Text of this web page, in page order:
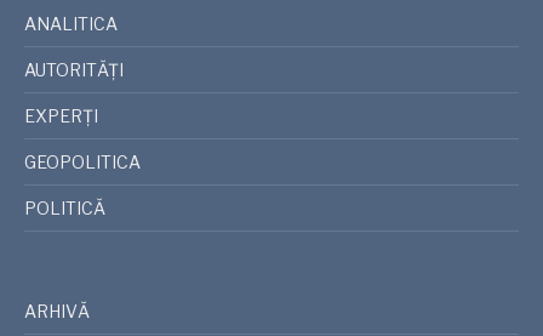
ANALITICA
AUTORITĂȚI
EXPERȚI
GEOPOLITICA
POLITICĂ
ARHIVĂ